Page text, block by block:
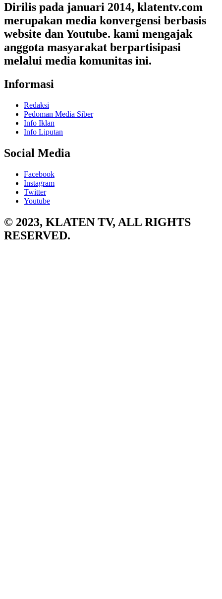
Dirilis pada januari 2014, klatentv.com
merupakan media konvergensi berbasis
website dan Youtube. kami mengajak
anggota masyarakat berpartisipasi
melalui media komunitas ini.
Informasi
Redaksi
Pedoman Media Siber
Info Iklan
Info Liputan
Social Media
Facebook
Instagram
Twitter
Youtube
© 2023, KLATEN TV, ALL RIGHTS
RESERVED.